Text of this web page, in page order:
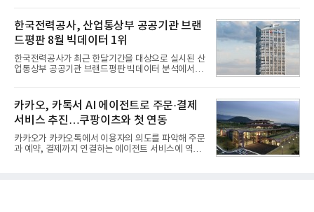
인 천궁
일 한국기업평판연구소(소장 구창환)는 국내 교육서
비스 상장기업 브랜드를 대상으로 지난 7월 7일부터
8월 7일까지 수집된 소비자 빅데이터 10,074,233건
을 분석한 결과, 메가스터디교육이 브랜드평판지수
1,710,926을 기록하며 8월 1위에 올랐다고 밝혔다.
분석에 활용된 빅데이터는 지난 7월(9,491,206건) 대
비 6.14% 증가한 수치로, 교육서비스 상장기업 브랜
디교육, 대교, 디지
한국전력공사, 산업통상부 공공기관 브랜
드평판 8월 빅데이터 1위
한국전력공사가 최근 한달기간을 대상으로 실시된 산
업통상부 공공기관 브랜드평판 빅데이터 분석에서 1
으로 뒤를 이었다.7일 한국기업평판연구소(소장 구창
환)는 산업통상부 공공기관 41개 브랜드를 대상으로
지난 7월 7일부터 8월 7일까지 수집된 소비자 빅데이
터 91,102,549건을 분석한 결과, 한국전력공사가 브
랜드평판지수 10,670,633을 기록하며 8월 1위에 올
랐다고 밝혔다. 분석에 활용된 빅데이터는 지난 7월
(88,893,823건) 대비 2.48% 증가한 수치다.연구소에
카카오, 카톡서 AI 에이전트로 주문·결제
서비스 추진…쿠팡이츠와 첫 연동
카카오가 카카오톡에서 이용자의 의도를 파악해 주문
과 예약, 결제까지 연결하는 에이전트 서비스에 역량